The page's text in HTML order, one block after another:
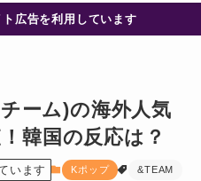
広告を利用しています
ーム)の海外人気
韓国の反応は？
います Kポップ &TEAM